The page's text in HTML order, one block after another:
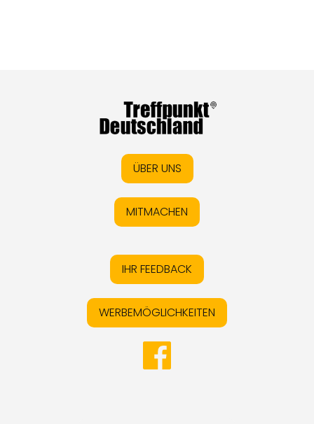
ÜBER UNS
MITMACHEN
IHR FEEDBACK
WERBEMÖGLICHKEITEN